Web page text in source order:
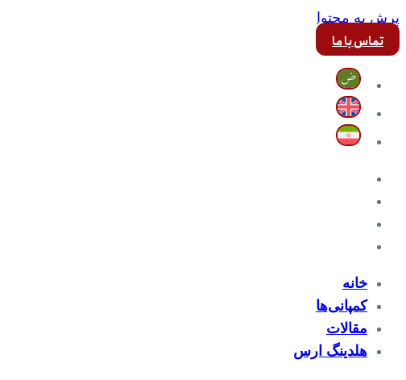
پرش به محتوا
تماس با ما
خانه
کمپانی‌ها
مقالات
هلدینگ ارس